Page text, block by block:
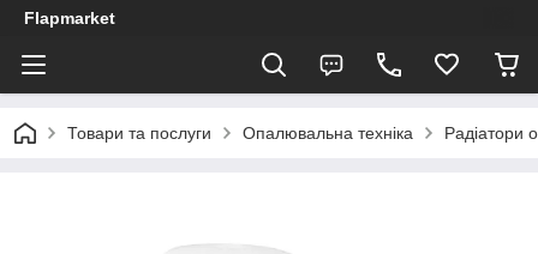
Flapmarket
Товари та послуги Опалювальна техніка Радіатори